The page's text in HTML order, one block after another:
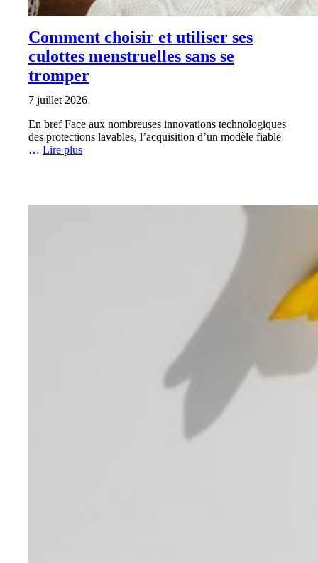
Comment choisir et utiliser ses
culottes menstruelles sans se
tromper
7 juillet 2026
En bref Face aux nombreuses innovations technologiques
des protections lavables, l’acquisition d’un modèle fiable
… Lire plus